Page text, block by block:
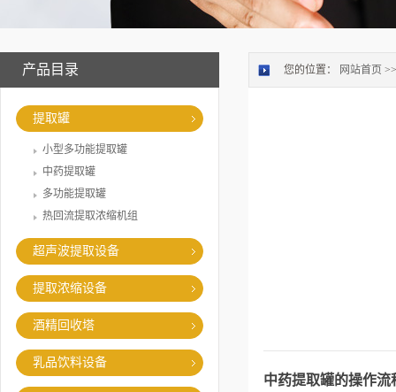
产品目录
提取罐
小型多功能提取罐
中药提取罐
多功能提取罐
热回流提取浓缩机组
超声波提取设备
提取浓缩设备
酒精回收塔
乳品饮料设备
您的位置： 网站首页
中药提取罐的操作流